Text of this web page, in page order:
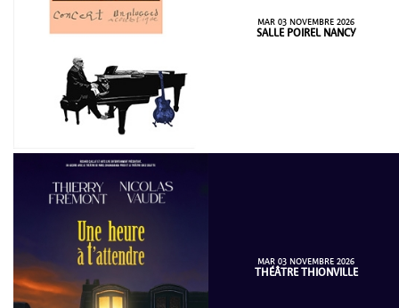
MAR 03 NOVEMBRE 2026
SALLE POIREL NANCY
MAR 03 NOVEMBRE 2026
THÉÂTRE THIONVILLE